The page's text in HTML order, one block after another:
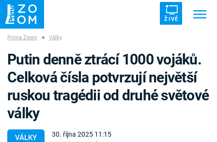
ŽIVĚ
ZÁHADY VETŘELCI DÁVNOVĚKU
Témata
Prima Zoom ■ Války
VÁLKY
30. října 2025 11:15
Putin denně ztrácí 1000 vojáků.
Celková čísla potvrzují největší
ruskou tragédii od druhé světové
války